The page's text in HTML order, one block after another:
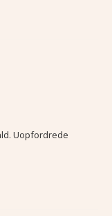
Uopfordrede